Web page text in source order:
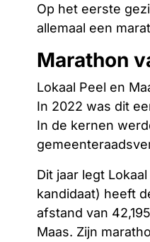
Op het eerste
allemaal een
Marathon
Lokaal Peel en
In 2022 was dit
In de kernen
Dit jaar legt
kandidaat) heeft
afstand van
Maas. Zijn